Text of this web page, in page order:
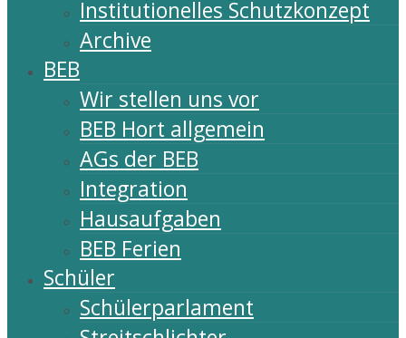
Institutionelles Schutzkonzept
Archive
BEB
Wir stellen uns vor
BEB Hort allgemein
AGs der BEB
Integration
Hausaufgaben
BEB Ferien
Schüler
Schülerparlament